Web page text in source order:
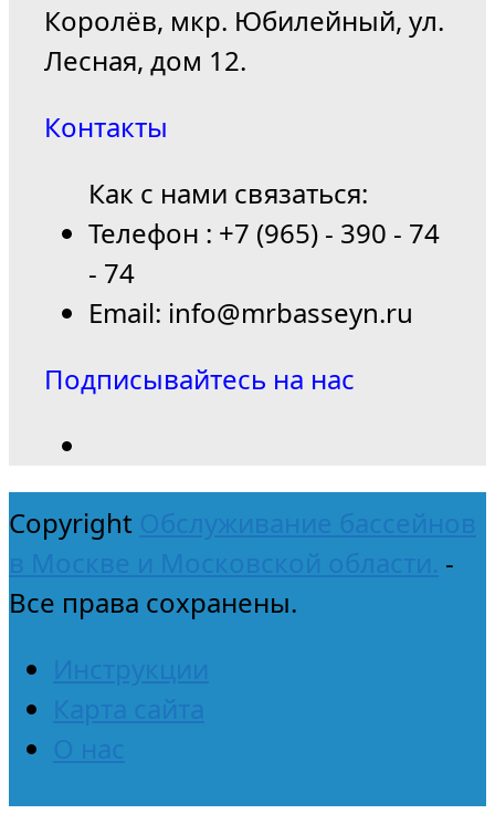
Королёв, мкр. Юбилейный, ул.
Лесная, дом 12.
Контакты
Как с нами связаться:
Телефон : +7 (965) - 390 - 74
- 74
Email: info@mrbasseyn.ru
Подписывайтесь на нас
Copyright Обслуживание бассейнов
в Москве и Московской области. -
Все права сохранены.
Инструкции
Карта сайта
О нас